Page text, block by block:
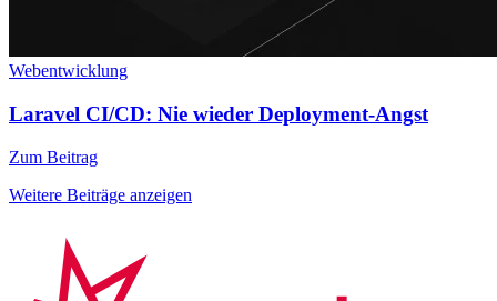
Webentwicklung
Laravel CI/CD: Nie wieder Deployment-Angst
Zum Beitrag
Weitere Beiträge anzeigen